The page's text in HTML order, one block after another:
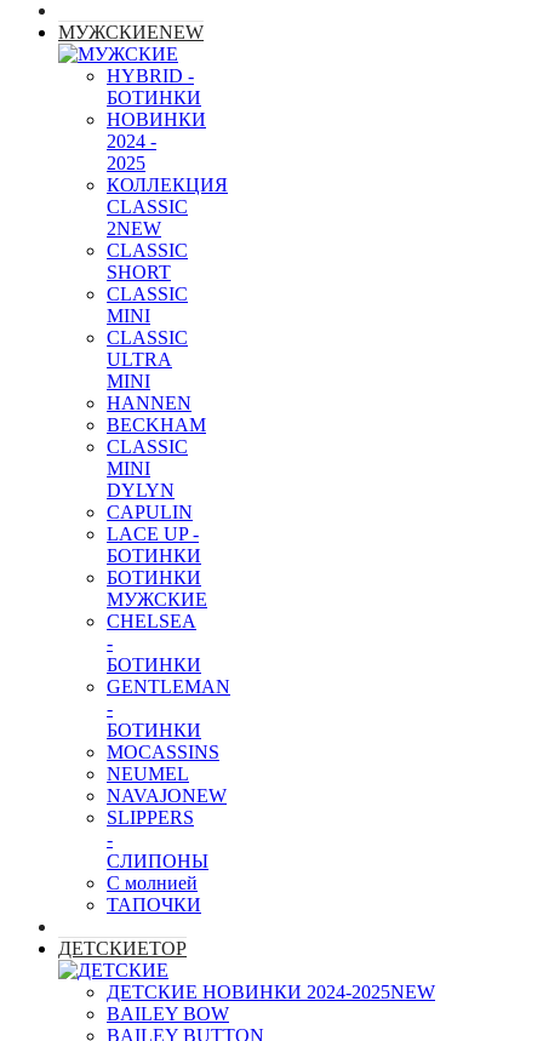
МУЖСКИЕNEW
HYBRID -
БОТИНКИ
НОВИНКИ
2024 -
2025
КОЛЛЕКЦИЯ
CLASSIC
2NEW
CLASSIC
SHORT
CLASSIC
MINI
CLASSIC
ULTRA
MINI
HANNEN
BECKHAM
CLASSIC
MINI
DYLYN
CAPULIN
LACE UP -
БОТИНКИ
БОТИНКИ
МУЖСКИЕ
CHELSEA
-
БОТИНКИ
GENTLEMAN
-
БОТИНКИ
MOCASSINS
NEUMEL
NAVAJONEW
SLIPPERS
-
СЛИПОНЫ
С молнией
ТАПОЧКИ
ДЕТСКИЕTOP
ДЕТСКИЕ НОВИНКИ 2024-2025NEW
BAILEY BOW
BAILEY BUTTON